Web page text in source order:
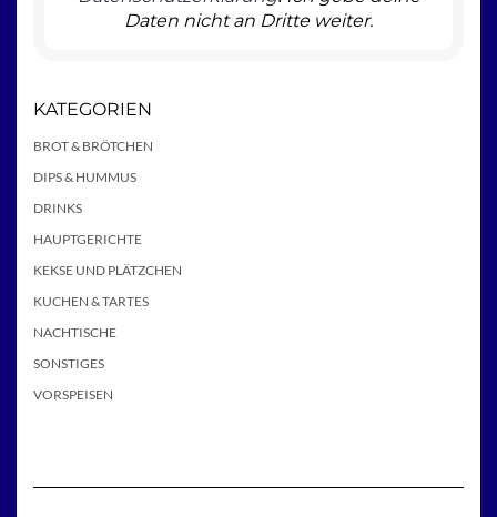
Daten nicht an Dritte weiter.
KATEGORIEN
BROT & BRÖTCHEN
DIPS & HUMMUS
DRINKS
HAUPTGERICHTE
KEKSE UND PLÄTZCHEN
KUCHEN & TARTES
NACHTISCHE
SONSTIGES
VORSPEISEN